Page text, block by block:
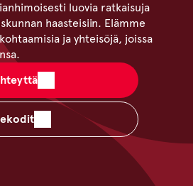
luovia ratkaisuja
haasteisiin. Elämme
ja yhteisöjä, joissa